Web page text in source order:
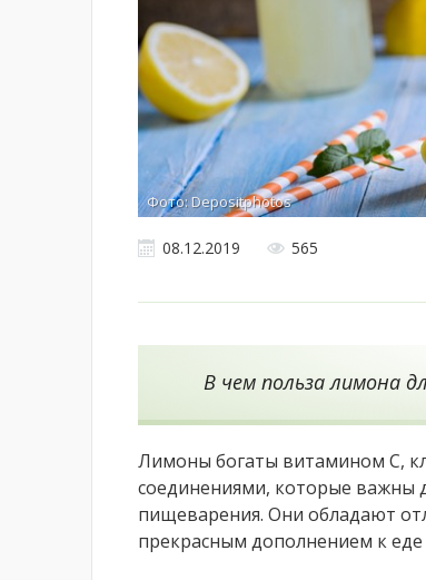
Фото: Depositphotos
08.12.2019 565
В чем польза лимона
Лимоны богаты витамином С,
соединениями, которые важны
пищеварения. Они обладают
прекрасным дополнением к